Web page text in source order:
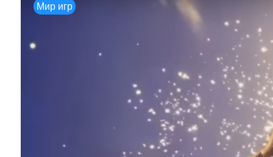
Мир игр